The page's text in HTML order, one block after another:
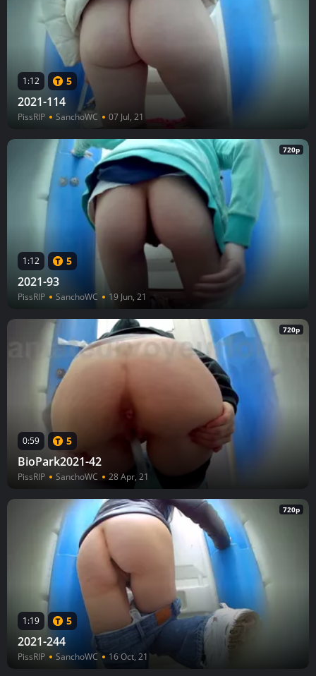
1:12 5
2021-114
PissRIP SanchoWC 07 Jul, 21
720p
1:12 5
2021-93
PissRIP SanchoWC 19 Jun, 21
720p
0:59 5
BioPark2021-42
PissRIP SanchoWC 28 Apr, 21
720p
1:19 5
2021-244
PissRIP SanchoWC 16 Oct, 21